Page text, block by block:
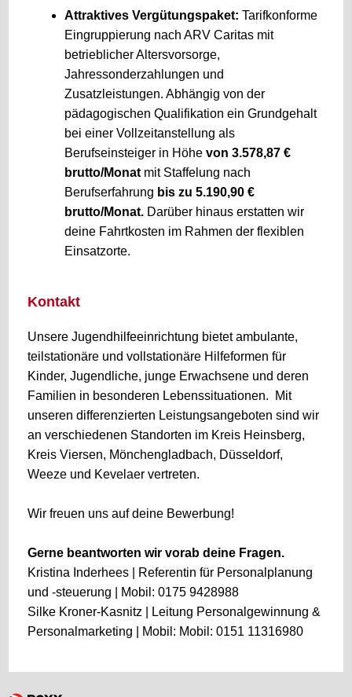
Attraktives Vergütungspaket: Tarifkonforme
Eingruppierung nach ARV Caritas mit
betrieblicher Altersvorsorge,
Jahressonderzahlungen und
Zusatzleistungen. Abhängig von der
pädagogischen Qualifikation ein Grundgehalt
bei einer Vollzeitanstellung als
Berufseinsteiger in Höhe von 3.578,87 €
brutto/Monat mit Staffelung nach
Berufserfahrung bis zu 5.190,90 €
brutto/Monat. Darüber hinaus erstatten wir
deine Fahrtkosten im Rahmen der flexiblen
Einsatzorte.
Kontakt
Unsere Jugendhilfeeinrichtung bietet ambulante,
teilstationäre und vollstationäre Hilfeformen für
Kinder, Jugendliche, junge Erwachsene und deren
Familien in besonderen Lebenssituationen. Mit
unseren differenzierten Leistungsangeboten sind wir
an verschiedenen Standorten im Kreis Heinsberg,
Kreis Viersen, Mönchengladbach, Düsseldorf,
Weeze und Kevelaer vertreten.
Wir freuen uns auf deine Bewerbung!
Gerne beantworten wir vorab deine Fragen.
Kristina Inderhees | Referentin für Personalplanung
und -steuerung | Mobil: 0175 9428988
Silke Kroner-Kasnitz | Leitung Personalgewinnung &
Personalmarketing | Mobil: Mobil: 0151 11316980